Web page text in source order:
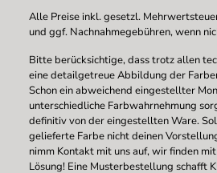
Alle Preise inkl. gesetzl.
und ggf. Nachnahmegebühren, wenn
Bitte berücksichtige, dass trotz allen
eine detailgetreue Abbildung der
Schon ein abweichend eingestellter
unterschiedliche Farbwahrnehmung
definitiv von der eingestellten Ware.
gelieferte Farbe nicht deinen
nimm Kontakt mit uns auf, wir finden
Lösung! Eine Musterbestellung schafft